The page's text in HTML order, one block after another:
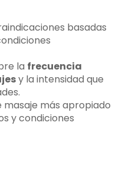
basadas
la frecuencia
y la intensidad que
más apropiado
y condiciones